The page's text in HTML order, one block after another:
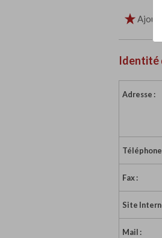
Identité
Adresse :
Fax :
Site
Mail :